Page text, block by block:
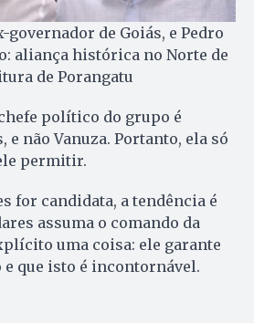
de Goiás, e Pedro
aliança histórica no Norte de
de Porangatu
político do grupo é
e não Vanuza. Portanto, ela só
permitir.
for candidata, a tendência é
assuma o comando da
uma coisa: ele garante
e que isto é incontornável.